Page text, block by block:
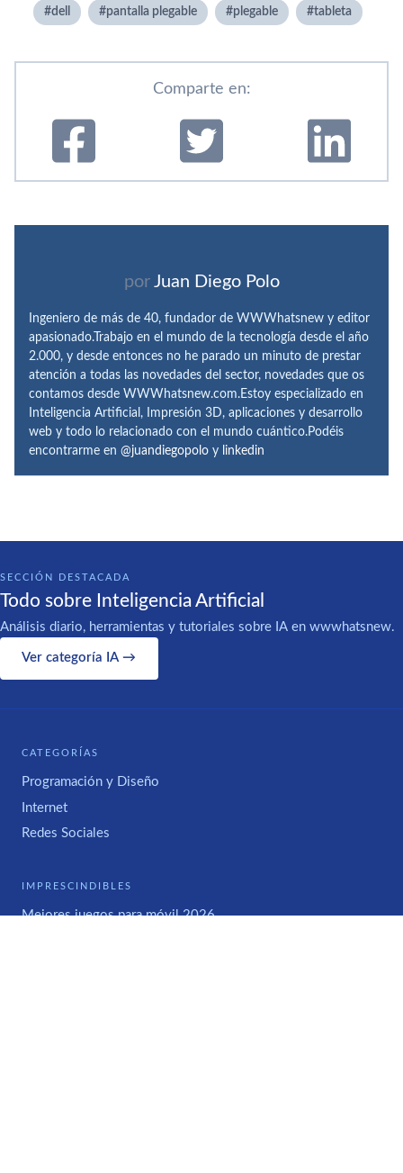
dell pantalla plegable plegable tableta
Comparte en:
por Juan Diego Polo
Ingeniero de más de 40, fundador de WWWhatsnew y editor
apasionado.Trabajo en el mundo de la tecnología desde el año
2.000, y desde entonces no he parado un minuto de prestar
atención a todas las novedades del sector, novedades que os
contamos desde WWWhatsnew.com.Estoy especializado en
Inteligencia Artificial, Impresión 3D, aplicaciones y desarrollo
web y todo lo relacionado con el mundo cuántico.Podéis
encontrarme en @juandiegopolo y linkedin
SECCIÓN DESTACADA
Todo sobre Inteligencia Artificial
Análisis diario, herramientas y tutoriales sobre IA en wwwhatsnew.
Ver categoría IA →
CATEGORÍAS
Programación y Diseño
Internet
Redes Sociales
IMPRESCINDIBLES
Mejores juegos para móvil 2026